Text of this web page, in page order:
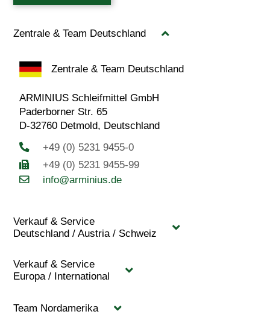
Zentrale & Team Deutschland
Zentrale & Team Deutschland
ARMINIUS Schleifmittel GmbH
Paderborner Str. 65
D-32760 Detmold, Deutschland
+49 (0) 5231 9455-0
+49 (0) 5231 9455-99
info@arminius.de
Verkauf & Service
Deutschland / Austria / Schweiz
Verkauf & Service
Europa / International
Team Nordamerika